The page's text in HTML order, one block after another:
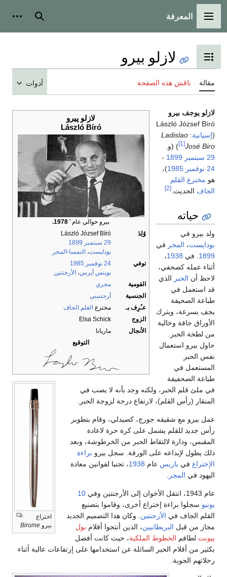
القائمة الرئيسية
المعرفة بحث
تبديل عرض جدول المحتويات
لازلو بيرو
مقالة ناقش هذه الصفحة أدوات
لازلو پيرو
László Bíró
بيرو حوالي عام '
وُلِدَ
László József Bíró
29 سبتمبر
1899
بوداپست، النمسا-المجر
توفي
24 نوفمبر
1985
بوينس أيرس، الأرجنتين
القومية
مجري
الجنسية
أرجنتيني
عـُرِف بـ
مخترع القلم الجاف
الزوج
Elsa Schick
الأنجال
ماريانا
التوقيع
لازلو يوجف بيرو
László József Bíró
(إسپانية:
Ladislao
José Biro
[1]
) (و.
29 سبتمبر
1899
-
24 نوفمبر
1985)،
هو مخترع القلم
الجاف الحديث. [2]
حياته
اختراع
بيرو Birome
ولد بيرو في
بوداپست، المجر في
1899. في 1938،
أثناء عمله كصحفي،
لاحظ أن الحبر الذي
قد استعمل في
طباعة الصحيفة
يجف بسرعة، ويترك
الأوراق جافة وخالية
من لطخة الحبر.
حاول بيرو استعمال
نفس الحبر
المستعمل في
طباعة الصحفيفة
في ملئ قلم الحبر، ولكنه وجد بأنه لا يصب في
المنقار (رأس القلم)، لارتفاع درجة لزوجة الحبر.
عمل بيرو مع شقيقه جورج، كصيدلي، وقام بتطوير
رأس جديد للقلم يشمل على كرة حرة لاعادة
المقبس، ودارة لالتقاط الحبر من الخرطوشة، وبعد
ذلك يطول لإيداعه على الورقة. سجل بيرو براءة
الإختراع في باريس عام 1938، تجنبا لقوانين معادة
اليهود في المجر .
عام 1943، انتقل الأخوان إلى الأرجنتين وفي
10
يونيو سجلوا براءة إختراع أخرى، وقاموا بتصنيع
القلم الجاف في الأرجنتين. وكان هذا التصميم الجديد
مجاز من قبل البريطانيين، الذين أنتجوا أقلام بول
پيونت لطاقم الخطوط الملكية، حيث كانت أفضل
بكثير من أقلام الحبر السائلة عن استخدامها على إرتفاعات عالية أثناء
رحلاتهم الجوية.